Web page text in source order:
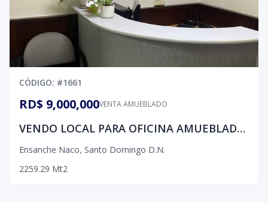
CÓDIGO: #1661
VENTA AMUEBLADO
RD$ 9,000,000
VENDO LOCAL PARA OFICINA AMUEBLADO EN NACO
Ensanche Naco, Santo Domingo D.N.
2259.29 Mt2